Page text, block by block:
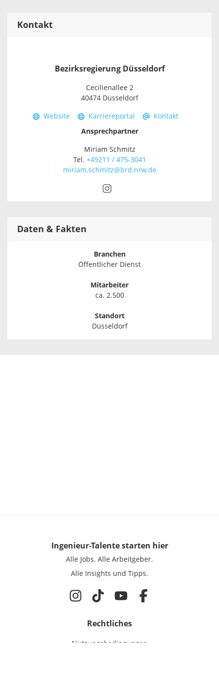
Kontakt
Bezirksregierung Düsseldorf
Cecilienallee 2
40474 Düsseldorf
Website Karriereportal
Kontakt
Ansprechpartner
Miriam Schmitz
Tel. +49211 / 475-3041
miriam.schmitz@brd.nrw.de
Daten & Fakten
Branchen
Öffentlicher Dienst
Mitarbeiter
ca. 2.500
Standort
Düsseldorf
Ingenieur-Talentestarten hier
Alle Jobs. Alle Arbeitgeber.
Alle Insights und Tipps.
Rechtliches
Nutzungsbedingungen